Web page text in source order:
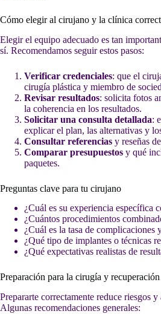
Cómo elegir al cirujano y la clínica
Elegir el equipo adecuado es tan
sí. Recomendamos seguir estos pasos:
Verificar credenciales: que el
cirugía plástica y miembro de
Revisar resultados: solicita fotos
la coherencia en los resultados.
Solicitar una consulta detallada:
explicar el plan, las alternativas y
Consultar referencias y reseñas
Comparar presupuestos y qué
paquetes.
Preguntas clave para tu cirujano
¿Cuál es su experiencia específica
¿Cuántos procedimientos
¿Cuál es la tasa de complicaciones
¿Qué tipo de implantes o técnicas
¿Qué expectativas realistas de
Preparación para la cirugía y recuperación
Prepararte correctamente reduce riesgos
Algunas recomendaciones generales: